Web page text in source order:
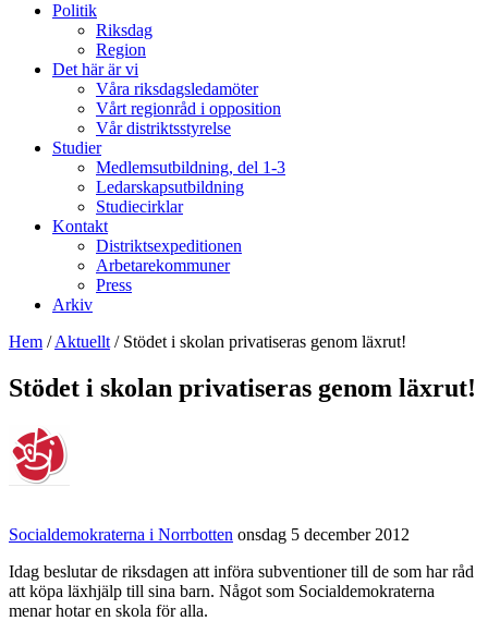
Politik
Riksdag
Region
Det här är vi
Våra riksdagsledamöter
Vårt regionråd i opposition
Vår distriktsstyrelse
Studier
Medlemsutbildning, del 1-3
Ledarskapsutbildning
Studiecirklar
Kontakt
Distriktsexpeditionen
Arbetarekommuner
Press
Arkiv
Hem /Aktuellt / Stödet i skolan privatiseras genom läxrut!
Stödet i skolan privatiseras genom läxrut!
Socialdemokraterna i Norrbotten onsdag 5 december 2012
Idag beslutar de riksdagen att införa subventioner till de som har råd
att köpa läxhjälp till sina barn. Något som Socialdemokraterna
menar hotar en skola för alla.